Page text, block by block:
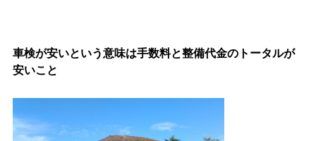
車検が安いという意味は手数料と整備代金のトータルが
安いこと